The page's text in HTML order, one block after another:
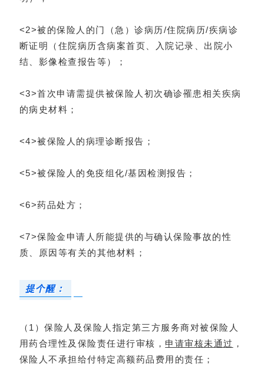
<2>被的保险人的门（急）诊病历/住院病历/疾病诊
断证明（住院病历含病案首页、入院记录、出院小
结、影像检查报告等）；
<3>首次申请需提供被保险人初次确诊罹患相关疾病
的病史材料；
<4>被保险人的病理诊断报告；
<5>被保险人的免疫组化/基因检测报告；
<6>药品处方；
<7>保险金申请人所能提供的与确认保险事故的性
质、原因等有关的其他材料；
提个醒：
（1）保险人及保险人指定第三方服务商对被保险人
用药合理性及保险责任进行审核， 申请审核未通过 ，
保险人不承担给付特定高额药品费用的责任；